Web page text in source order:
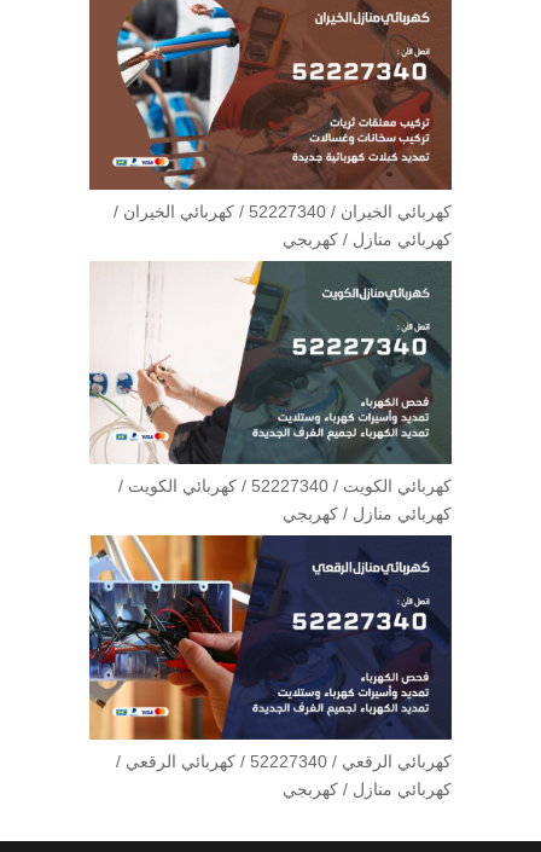
كهربائي الخيران / 52227340 / كهربائي الخيران /
كهربائي منازل / كهربجي
كهربائي الكويت / 52227340 / كهربائي الكويت /
كهربائي منازل / كهربجي
كهربائي الرقعي / 52227340 / كهربائي الرقعي /
كهربائي منازل / كهربجي